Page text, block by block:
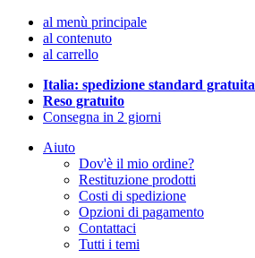
al menù principale
al contenuto
al carrello
Italia: spedizione standard gratuita
Reso gratuito
Consegna in 2 giorni
Aiuto
Dov'è il mio ordine?
Restituzione prodotti
Costi di spedizione
Opzioni di pagamento
Contattaci
Tutti i temi